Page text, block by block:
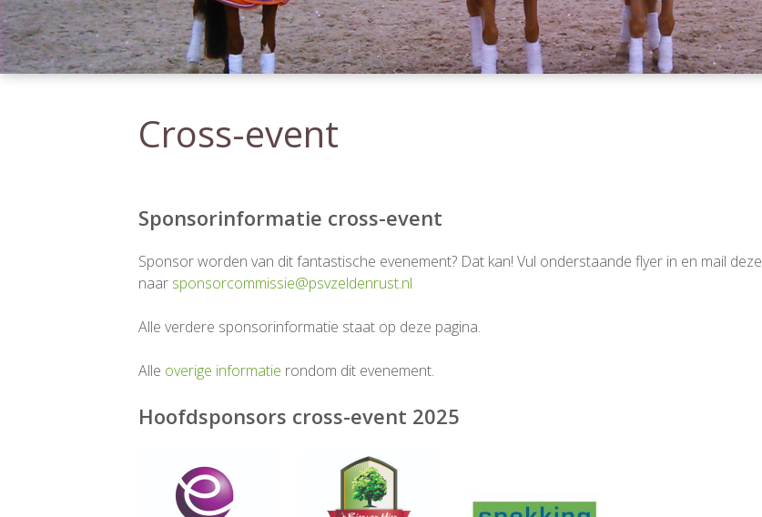
Cross-event
Sponsorinformatie cross-event
Sponsor worden van dit fantastische evenement? Dat kan! Vul onderstaande flyer in en mail deze
naar sponsorcommissie@psvzeldenrust.nl
Alle verdere sponsorinformatie staat op deze pagina.
Alle overige informatie rondom dit evenement.
Hoofdsponsors cross-event 2025